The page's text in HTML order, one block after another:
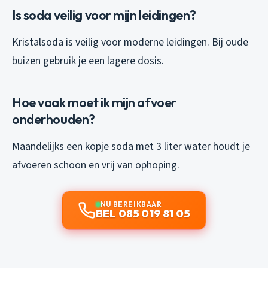
Is soda veilig voor mijn leidingen?
Kristalsoda is veilig voor moderne leidingen. Bij oude
buizen gebruik je een lagere dosis.
Hoe vaak moet ik mijn afvoer
onderhouden?
Maandelijks een kopje soda met 3 liter water houdt je
afvoeren schoon en vrij van ophoping.
NU BEREIKBAAR
BEL 085 019 81 05